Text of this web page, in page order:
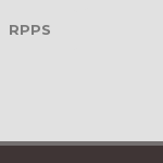
RPPS